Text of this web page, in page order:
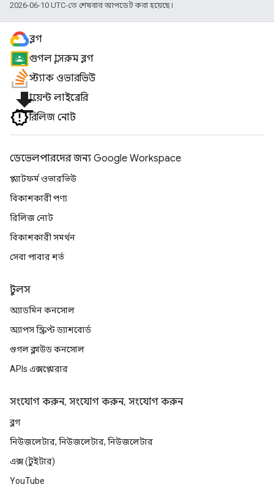
2026-06-10 UTC-তে শেষবার আপডেট করা হয়েছে।
ব্লগ
গুগল ক্লাসরুম ব্লগ
স্ট্যাক ওভারভিউ
file_downloadক্লায়েন্ট লাইব্রেরি
রিলিজ নোট
ডেভেলপারদের জন্য Google Workspace
প্ল্যাটফর্ম ওভারভিউ
বিকাশকারী পণ্য
রিলিজ নোট
বিকাশকারী সমর্থন
সেবা পাবার শর্ত
টুলস
অ্যাডমিন কনসোল
অ্যাপস স্ক্রিপ্ট ড্যাশবোর্ড
গুগল ক্লাউড কনসোল
APIs এক্সপ্লোরার
সংযোগ করুন, সংযোগ করুন, সংযোগ করুন
ব্লগ
নিউজলেটার, নিউজলেটার, নিউজলেটার
এক্স (টুইটার)
YouTube